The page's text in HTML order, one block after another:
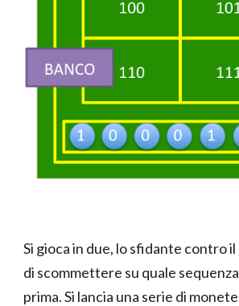
Si gioca in due, lo sfidante contro
di scommettere su quale
prima. Si lancia una serie di